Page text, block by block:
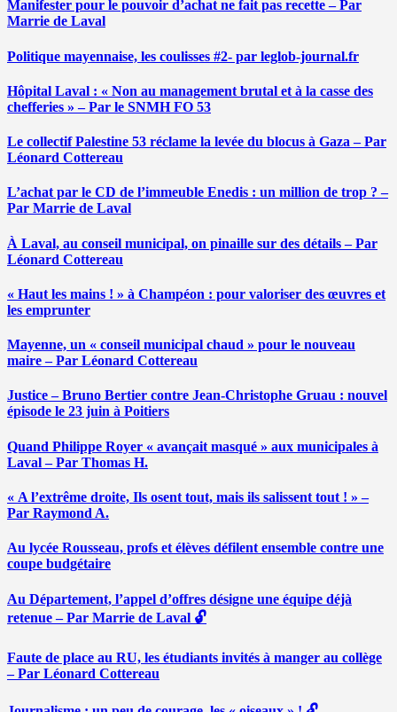
Manifester pour le pouvoir d’achat ne fait pas recette – Par
Marrie de Laval
Politique mayennaise, les coulisses #2- par leglob-journal.fr
Hôpital Laval : « Non au management brutal et à la casse des
chefferies » – Par le SNMH FO 53
Le collectif Palestine 53 réclame la levée du blocus à Gaza – Par
Léonard Cottereau
L’achat par le CD de l’immeuble Enedis : un million de trop ? –
Par Marrie de Laval
À Laval, au conseil municipal, on pinaille sur des détails – Par
Léonard Cottereau
« Haut les mains ! » à Champéon : pour valoriser des œuvres et
les emprunter
Mayenne, un « conseil municipal chaud » pour le nouveau
maire – Par Léonard Cottereau
Justice – Bruno Bertier contre Jean-Christophe Gruau : nouvel
épisode le 23 juin à Poitiers
Quand Philippe Royer « avançait masqué » aux municipales à
Laval – Par Thomas H.
« A l’extrême droite, Ils osent tout, mais ils salissent tout ! » –
Par Raymond A.
Au lycée Rousseau, profs et élèves défilent ensemble contre une
coupe budgétaire
Au Département, l’appel d’offres désigne une équipe déjà
retenue – Par Marrie de Laval 🔓
Faute de place au RU, les étudiants invités à manger au collège
– Par Léonard Cottereau